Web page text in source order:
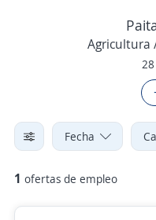
Agricultura
Fecha
1 ofertas de empleo